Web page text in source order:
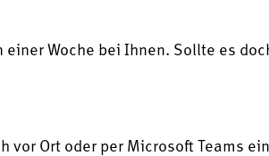
Woche bei Ihnen. Sollte es
vor Ort oder per Microsoft Teams